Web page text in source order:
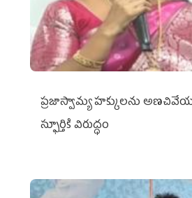
ప్రజాస్వామ్య హక్కులను
స్ఫూర్తికి విరుద్ధం